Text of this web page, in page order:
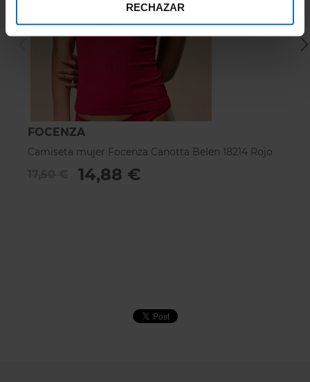
RECHAZAR
FOCENZA
Camiseta mujer Focenza Canotta Belen 18214 Rojo
14,88 €